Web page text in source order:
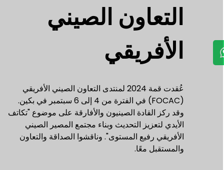
التعاون الصيني
الأفريقي
عُقدت قمة 2024 لمنتدى التعاون الصيني الأفريقي
(FOCAC) في الفترة من 4 إلى 6 سبتمبر في بكين.
وقد ركز القادة الصينيون والأفارقة على موضوع "تكاتف
الأيدي لتعزيز التحديث وبناء مجتمع المصير الصيني
الأفريقي رفيع المستوى". وناقشوا الصداقة والتعاون
والمستقبل معًا.